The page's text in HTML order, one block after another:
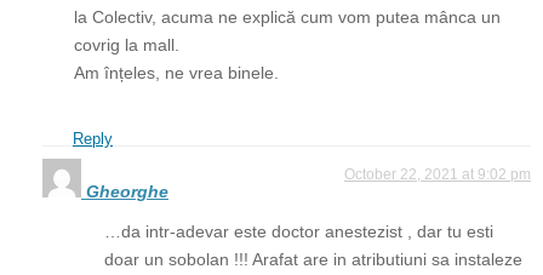
la Colectiv, acuma ne explică cum vom putea mânca un
covrig la mall.
Am înțeles, ne vrea binele.
Reply
Gheorghe
October 22, 2021 at 9:02 pm
…da intr-adevar este doctor anestezist , dar tu esti
doar un sobolan !!! Arafat are in atributiuni sa instaleze